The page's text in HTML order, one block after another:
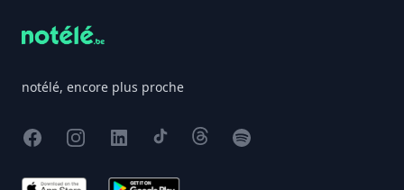
notélé, encore plus proche
FacebookInstagram
X TikTokThreadsSpotify